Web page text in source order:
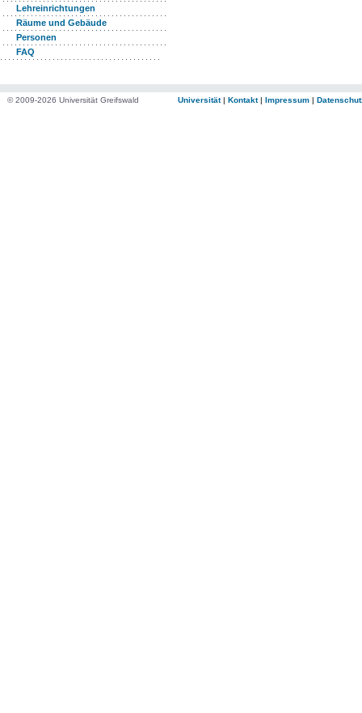
Lehreinrichtungen
Räume und Gebäude
Personen
FAQ
© 2009-2026 Universität Greifswald Universität| Kontakt| Impressum |